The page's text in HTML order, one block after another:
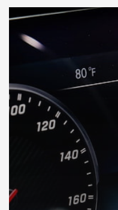
DÉCOUVREZ